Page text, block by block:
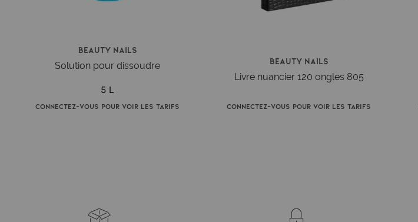
Beauty Nails
Solution pour dissoudre
5 L
Connectez-vous pour voir les tarifs
Beauty Nails
Livre nuancier 120 ongles 805
Connectez-vous pour voir les tarifs